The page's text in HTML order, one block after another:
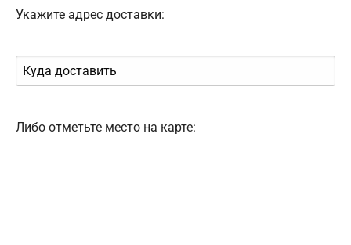
Укажите адрес доставки:
Либо отметьте место на карте: